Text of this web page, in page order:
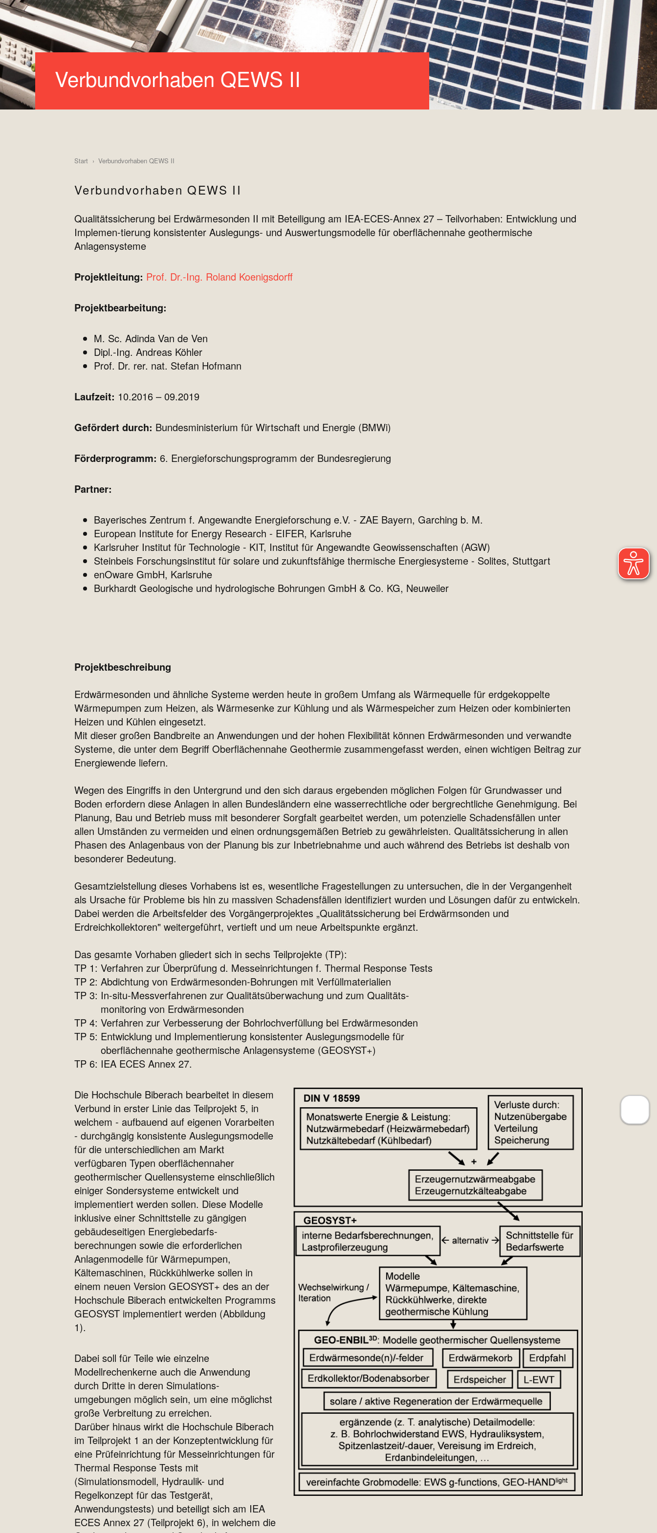
Verbundvorhaben QEWS II
Start Verbundvorhaben QEWS II
Verbundvorhaben QEWS II
Qualitätssicherung bei Erdwärmesonden II mit Beteiligung am IEA-ECES-Annex 27 – Teilvorhaben: Entwicklung und
Implemen-tierung konsistenter Auslegungs- und Auswertungsmodelle für oberflächennahe geothermische
Anlagensysteme
Projektleitung: Prof. Dr.-Ing. Roland Koenigsdorff
Projektbearbeitung:
M. Sc. Adinda Van de Ven
Dipl.-Ing. Andreas Köhler
Prof. Dr. rer. nat. Stefan Hofmann
Laufzeit: 10.2016 – 09.2019
Gefördert durch: Bundesministerium für Wirtschaft und Energie (BMWi)
Förderprogramm: 6. Energieforschungsprogramm der Bundesregierung
Partner:
Bayerisches Zentrum f. Angewandte Energieforschung e.V. - ZAE Bayern, Garching b. M.
European Institute for Energy Research - EIFER, Karlsruhe
Karlsruher Institut für Technologie - KIT, Institut für Angewandte Geowissenschaften (AGW)
Steinbeis Forschungsinstitut für solare und zukunftsfähige thermische Energiesysteme - Solites, Stuttgart
enOware GmbH, Karlsruhe
Burkhardt Geologische und hydrologische Bohrungen GmbH & Co. KG, Neuweiler
Projektbeschreibung
Erdwärmesonden und ähnliche Systeme werden heute in großem Umfang als Wärmequelle für erdgekoppelte
Wärmepumpen zum Heizen, als Wärmesenke zur Kühlung und als Wärmespeicher zum Heizen oder kombinierten
Heizen und Kühlen eingesetzt.
Mit dieser großen Bandbreite an Anwendungen und der hohen Flexibilität können Erdwärmesonden und verwandte
Systeme, die unter dem Begriff Oberflächennahe Geothermie zusammengefasst werden, einen wichtigen Beitrag zur
Energiewende liefern.
Wegen des Eingriffs in den Untergrund und den sich daraus ergebenden möglichen Folgen für Grundwasser und
Boden erfordern diese Anlagen in allen Bundesländern eine wasserrechtliche oder bergrechtliche Genehmigung. Bei
Planung, Bau und Betrieb muss mit besonderer Sorgfalt gearbeitet werden, um potenzielle Schadensfällen unter
allen Umständen zu vermeiden und einen ordnungsgemäßen Betrieb zu gewährleisten. Qualitätssicherung in allen
Phasen des Anlagenbaus von der Planung bis zur Inbetriebnahme und auch während des Betriebs ist deshalb von
besonderer Bedeutung.
Gesamtzielstellung dieses Vorhabens ist es, wesentliche Fragestellungen zu untersuchen, die in der Vergangenheit
als Ursache für Probleme bis hin zu massiven Schadensfällen identifiziert wurden und Lösungen dafür zu entwickeln.
Dabei werden die Arbeitsfelder des Vorgängerprojektes „Qualitätssicherung bei Erdwärmsonden und
Erdreichkollektoren" weitergeführt, vertieft und um neue Arbeitspunkte ergänzt.
Das gesamte Vorhaben gliedert sich in sechs Teilprojekte (TP):
TP 1: Verfahren zur Überprüfung d. Messeinrichtungen f. Thermal Response Tests
TP 2: Abdichtung von Erdwärmesonden-Bohrungen mit Verfüllmaterialien
TP 3: In-situ-Messverfahrenen zur Qualitätsüberwachung und zum Qualitäts-
monitoring von Erdwärmesonden
TP 4: Verfahren zur Verbesserung der Bohrlochverfüllung bei Erdwärmesonden
TP 5: Entwicklung und Implementierung konsistenter Auslegungsmodelle für
oberflächennahe geothermische Anlagensysteme (GEOSYST+)
TP 6: IEA ECES Annex 27.
Die Hochschule Biberach bearbeitet in diesem
Verbund in erster Linie das Teilprojekt 5, in
welchem - aufbauend auf eigenen Vorarbeiten
- durchgängig konsistente Auslegungsmodelle
für die unterschiedlichen am Markt
verfügbaren Typen oberflächennaher
geothermischer Quellensysteme einschließlich
einiger Sondersysteme entwickelt und
implementiert werden sollen. Diese Modelle
inklusive einer Schnittstelle zu gängigen
gebäudeseitigen Energiebedarfs-
berechnungen sowie die erforderlichen
Anlagenmodelle für Wärmepumpen,
Kältemaschinen, Rückkühlwerke sollen in
einem neuen Version GEOSYST+ des an der
Hochschule Biberach entwickelten Programms
GEOSYST implementiert werden (Abbildung
1).
Dabei soll für Teile wie einzelne
Modellrechenkerne auch die Anwendung
durch Dritte in deren Simulations-
umgebungen möglich sein, um eine möglichst
große Verbreitung zu erreichen.
Darüber hinaus wirkt die Hochschule Biberach
im Teilprojekt 1 an der Konzeptentwicklung für
eine Prüfeinrichtung für Messeinrichtungen für
Thermal Response Tests mit
(Simulationsmodell, Hydraulik- und
Regelkonzept für das Testgerät,
Anwendungstests) und beteiligt sich am IEA
ECES Annex 27 (Teilprojekt 6), in welchem die